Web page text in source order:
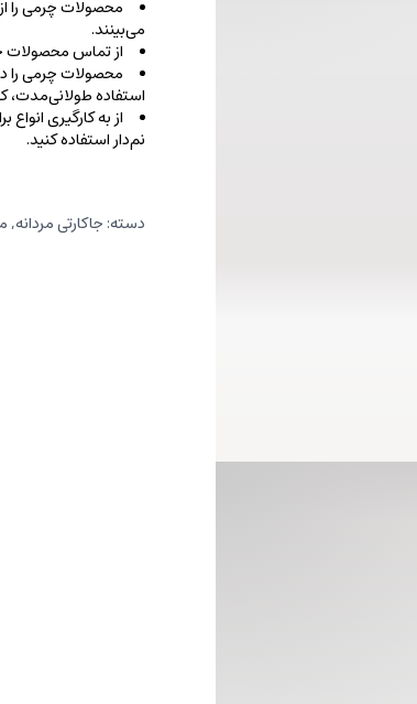
محصولات چرمی را
می‌بینند.
از تماس محصولات
محصولات چرمی را
استفاده طولانی‌مدت،
از به کارگیری
نم‌دار استفاده کنید.
دسته: جاکارتی مردانه,